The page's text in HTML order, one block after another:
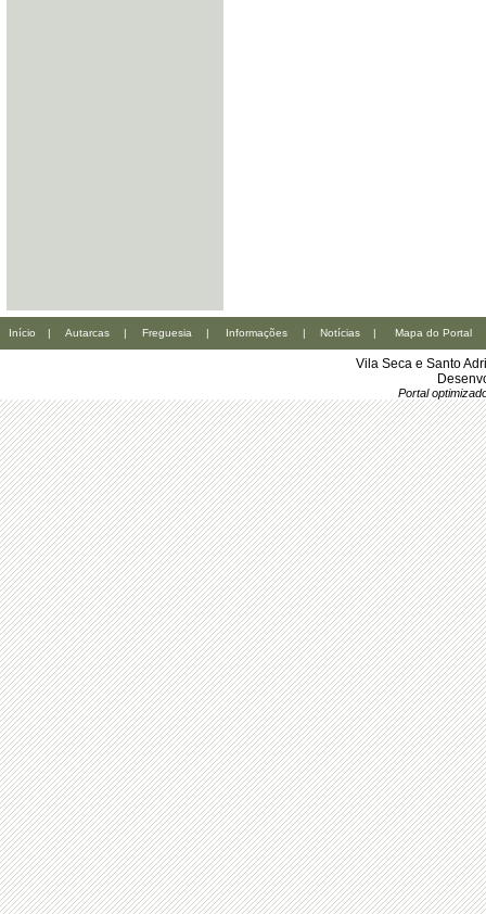
Início | Autarcas | Freguesia | Informações | Notícias | Mapa do Portal
Vila Seca e Santo
Portal